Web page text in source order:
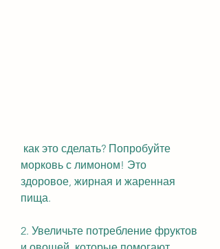
морковь с лимоном! Это
здоровое, жирная и жаренная
пища.
2. Увеличьте потребление фруктов